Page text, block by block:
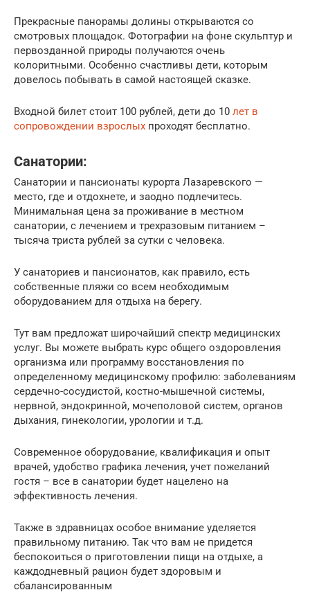
Прекрасные панорамы долины открываются со
смотровых площадок. Фотографии на фоне скульптур и
первозданной природы получаются очень
колоритными. Особенно счастливы дети, которым
довелось побывать в самой настоящей сказке.
Входной билет стоит 100 рублей, дети до 10 лет в
сопровождении взрослых проходят бесплатно.
Санатории:
Санатории и пансионаты курорта Лазаревского —
место, где и отдохнете, и заодно подлечитесь.
Минимальная цена за проживание в местном
санатории, с лечением и трехразовым питанием –
тысяча триста рублей за сутки с человека.
У санаториев и пансионатов, как правило, есть
собственные пляжи со всем необходимым
оборудованием для отдыха на берегу.
Тут вам предложат широчайший спектр медицинских
услуг. Вы можете выбрать курс общего оздоровления
организма или программу восстановления по
определенному медицинскому профилю: заболеваниям
сердечно-сосудистой, костно-мышечной системы,
нервной, эндокринной, мочеполовой систем, органов
дыхания, гинекологии, урологии и т.д.
Современное оборудование, квалификация и опыт
врачей, удобство графика лечения, учет пожеланий
гостя – все в санатории будет нацелено на
эффективность лечения.
Также в здравницах особое внимание уделяется
правильному питанию. Так что вам не придется
беспокоиться о приготовлении пищи на отдыхе, а
каждодневный рацион будет здоровым и
сбалансированным